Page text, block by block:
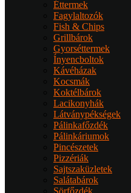
Éttermek
Fagylaltozók
Fish & Chips
Grillbárok
Gyorséttermek
Ínyencboltok
Kávéházak
Kocsmák
Koktélbárok
Lacikonyhák
Látványpékségek
Pálinkafőzdék
Pálinkáriumok
Pincészetek
Pizzériák
Sajtszaküzletek
Salátabárok